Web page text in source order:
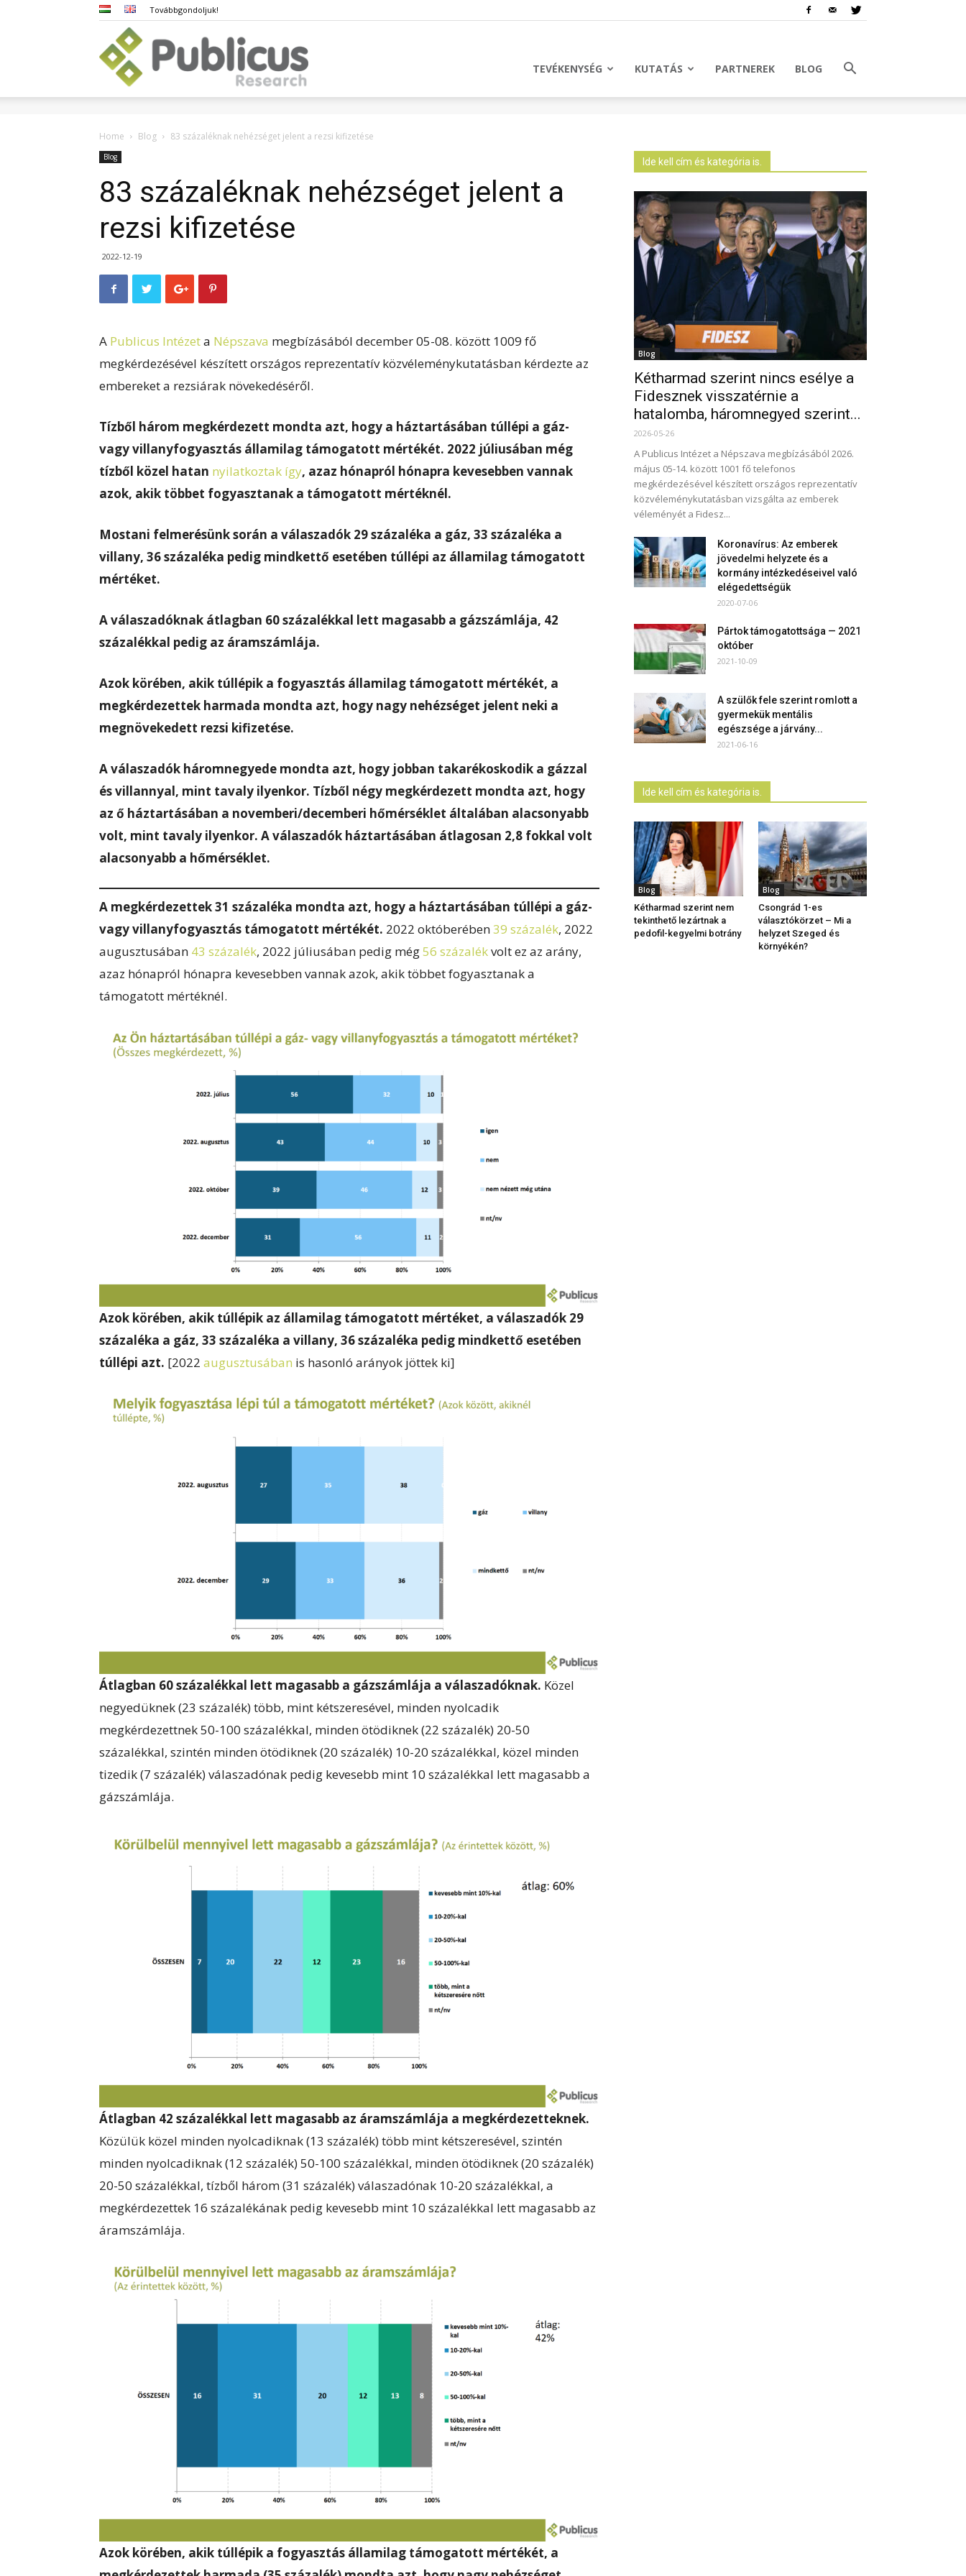
Továbbgondoljuk!
Publicus
TEVÉKENYSÉG KUTATÁS PARTNEREK BLOG
Home Blog 83 százaléknak nehézséget jelent a rezsi kifizetése
Blog
83 százaléknak nehézséget jelent a
rezsi kifizetése
2022-12-19
A Publicus Intézeta Népszava megbízásából december 05-08. között 1009 fő
megkérdezésével készített országos reprezentatív közvéleménykutatásban kérdezte az
embereket a rezsiárak növekedéséről.
Tízből három megkérdezett mondta azt, hogy a háztartásában túllépi a gáz-
vagy villanyfogyasztás államilag támogatott mértékét. 2022 júliusában még
tízből közel hatan nyilatkoztak így, azaz hónapról hónapra kevesebben vannak
azok, akik többet fogyasztanak a támogatott mértéknél.
Mostani felmerésünk során a válaszadók 29 százaléka a gáz, 33 százaléka a
villany, 36 százaléka pedig mindkettő esetében túllépi az államilag támogatott
mértéket.
A válaszadóknak átlagban 60 százalékkal lett magasabb a gázszámlája, 42
százalékkal pedig az áramszámlája.
Azok körében, akik túllépik a fogyasztás államilag támogatott mértékét, a
megkérdezettek harmada mondta azt, hogy nagy nehézséget jelent neki a
megnövekedett rezsi kifizetése.
A válaszadók háromnegyede mondta azt, hogy jobban takarékoskodik a gázzal
és villannyal, mint tavaly ilyenkor. Tízből négy megkérdezett mondta azt, hogy
az ő háztartásában a novemberi/decemberi hőmérséklet általában alacsonyabb
volt, mint tavaly ilyenkor. A válaszadók háztartásában átlagosan 2,8 fokkal volt
alacsonyabb a hőmérséklet.
A megkérdezettek 31 százaléka mondta azt, hogy a háztartásában túllépi a gáz-
vagy villanyfogyasztás támogatott mértékét. 2022 októberében39 százalék, 2022
augusztusában 43 százalék, 2022 júliusában pedig még56 százalékvolt ez az arány,
azaz hónapról hónapra kevesebben vannak azok, akik többet fogyasztanak a
támogatott mértéknél.
Azok körében, akik túllépik az államilag támogatott mértéket, a válaszadók 29
százaléka a gáz, 33 százaléka a villany, 36 százaléka pedig mindkettő esetében
túllépi azt. [2022 augusztusában is hasonló arányok jöttek ki]
Átlagban 60 százalékkal lett magasabb a gázszámlája a válaszadóknak. Közel
negyedüknek (23 százalék) több, mint kétszeresével, minden nyolcadik
megkérdezettnek 50-100 százalékkal, minden ötödiknek (22 százalék) 20-50
százalékkal, szintén minden ötödiknek (20 százalék) 10-20 százalékkal, közel minden
tizedik (7 százalék) válaszadónak pedig kevesebb mint 10 százalékkal lett magasabb a
gázszámlája.
Átlagban 42 százalékkal lett magasabb az áramszámlája a megkérdezetteknek.
Közülük közel minden nyolcadiknak (13 százalék) több mint kétszeresével, szintén
minden nyolcadiknak (12 százalék) 50-100 százalékkal, minden ötödiknek (20 százalék)
20-50 százalékkal, tízből három (31 százalék) válaszadónak 10-20 százalékkal, a
megkérdezettek 16 százalékának pedig kevesebb mint 10 százalékkal lett magasabb az
áramszámlája.
Azok körében, akik túllépik a fogyasztás államilag támogatott mértékét, a
Ide kell cím és kategória is.
Blog
Kétharmad szerint nincs esélye a
Fidesznek visszatérnie a
hatalomba, háromnegyed szerint...
2026-05-26
A Publicus Intézet a Népszava megbízásából 2026.
május 05-14. között 1001 fő telefonos
megkérdezésével készített országos reprezentatív
közvéleménykutatásban vizsgálta az emberek
véleményét a Fidesz...
Koronavírus: Az emberek
jövedelmi helyzete és a
kormány intézkedéseivel való
elégedettségük
2020-07-06
Pártok támogatottsága — 2021
október
2021-10-09
A szülők fele szerint romlott a
gyermekük mentális
egészsége a járvány...
2021-06-16
Ide kell cím és kategória is.
Blog
Kétharmad szerint nem
tekinthető lezártnak a
pedofil-kegyelmi botrány
Blog
Csongrád 1-es
választókörzet – Mi a
helyzet Szeged és
környékén?